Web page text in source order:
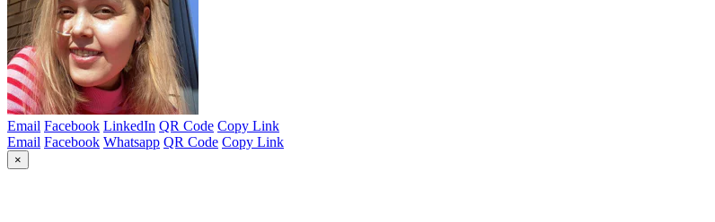
Email Facebook LinkedIn QR Code Copy Link
Email Facebook Whatsapp QR Code Copy Link
×